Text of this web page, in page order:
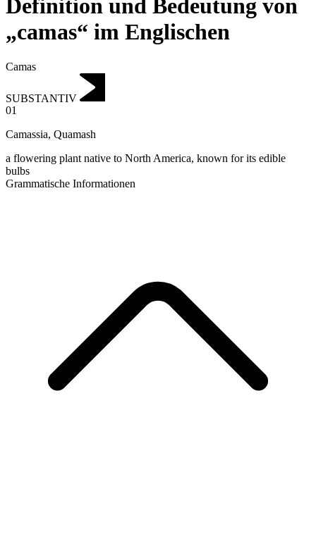
Definition und Bedeutung von
„camas“ im Englischen
Camas
SUBSTANTIV
01
Camassia, Quamash
a flowering plant native to North America, known for its edible
bulbs
Grammatische Informationen